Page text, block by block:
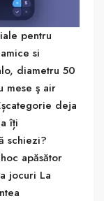
pentru
si
diametru 50
mese ş air
deja
îți
schiezi?
apăsător
jocuri La